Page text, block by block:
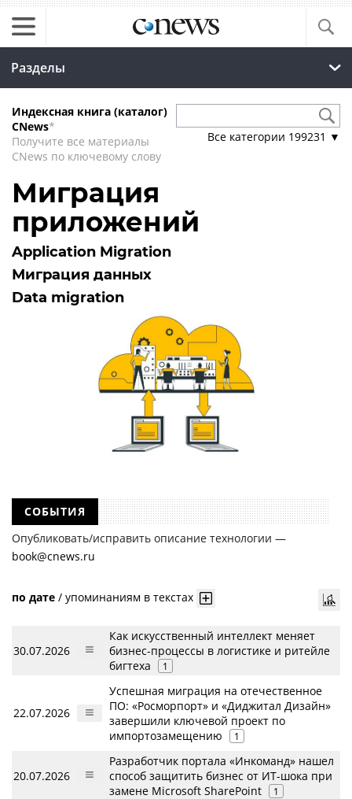
Разделы
Индексная книга (каталог)
CNews*
Получите все материалы
CNews по ключевому слову
Все категории 199231 ▼
Миграция
приложений
Application Migration
Миграция данных
Data migration
СОБЫТИЯ
Опубликовать/исправить описание технологии —
book@cnews.ru
по дате / упоминаниям в текстах
30.07.2026
Как искусственный интеллект меняет
бизнес-процессы в логистике и ритейле
бигтеха
1
22.07.2026
Успешная миграция на отечественное
ПО: «Росморпорт» и «Диджитал Дизайн»
завершили ключевой проект по
импортозамещению
1
20.07.2026
Разработчик портала «Инкоманд» нашел
способ защитить бизнес от ИТ-шока при
замене Microsoft SharePoint
1